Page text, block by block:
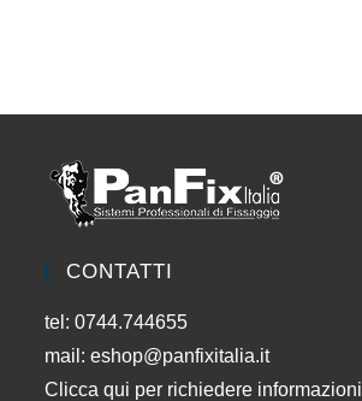
CONTATTI
tel: 0744.744655
mail:eshop@panfixitalia.it
Clicca qui per richiedere informazioni